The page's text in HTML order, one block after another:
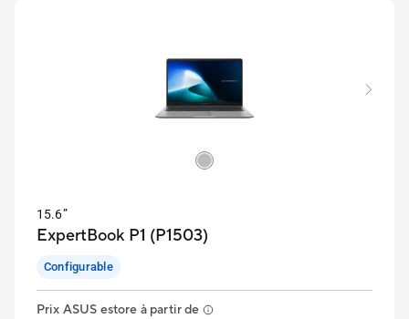
15.6”
ExpertBook P1 (P1503)
Configurable
Prix ASUS estore à partir de